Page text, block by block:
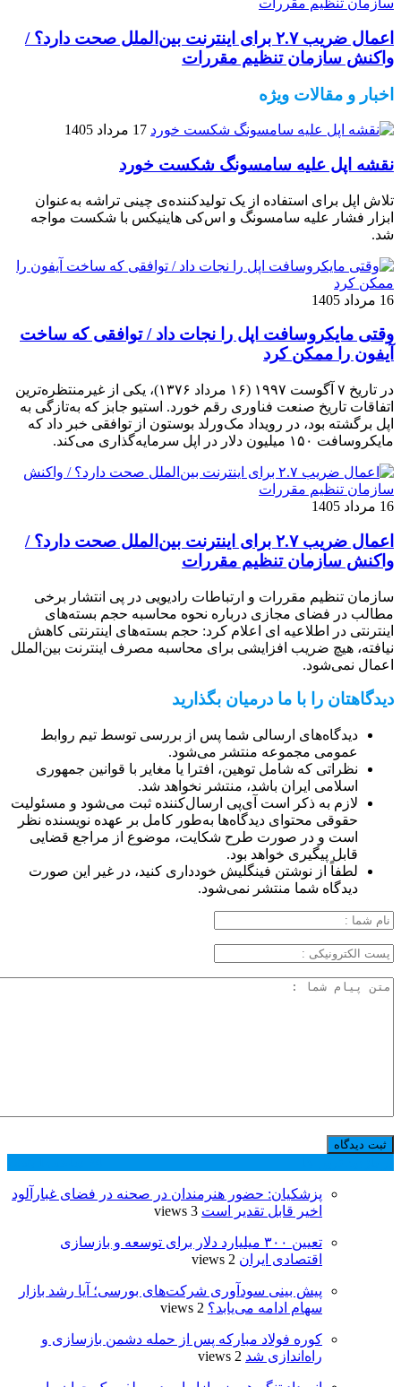
اعمال ضریب ۲.۷ برای اینترنت بین‌الملل صحت دارد؟ /
واکنش سازمان تنظیم مقررات
اخبار و مقالات ویژه
17 مرداد 1405
نقشه اپل علیه سامسونگ شکست خورد
تلاش اپل برای استفاده از یک تولیدکننده‌ی چینی تراشه به‌عنوان
ابزار فشار علیه سامسونگ و اس‌کی هاینیکس با شکست مواجه
شد.
16 مرداد 1405
وقتی مایکروسافت اپل را نجات داد / توافقی که ساخت
آیفون را ممکن کرد
در تاریخ ۷ آگوست ۱۹۹۷ (۱۶ مرداد ۱۳۷۶)، یکی از غیرمنتظره‌ترین
اتفاقات تاریخ صنعت فناوری رقم خورد. استیو جابز که به‌تازگی به
اپل برگشته بود، در رویداد مک‌ورلد بوستون از توافقی خبر داد که
مایکروسافت ۱۵۰ میلیون دلار در اپل سرمایه‌گذاری می‌کند.
16 مرداد 1405
اعمال ضریب ۲.۷ برای اینترنت بین‌الملل صحت دارد؟ /
واکنش سازمان تنظیم مقررات
سازمان تنظیم مقررات و ارتباطات رادیویی در پی انتشار برخی
مطالب در فضای مجازی درباره نحوه محاسبه حجم بسته‌های
اینترنتی در اطلاعیه ای اعلام کرد: حجم بسته‌های اینترنتی کاهش
نیافته، هیچ ضریب افزایشی برای محاسبه مصرف اینترنت بین‌الملل
اعمال نمی‌شود.
دیدگاهتان را با ما درمیان بگذارید
دیدگاه‌های ارسالی شما پس از بررسی توسط تیم روابط
عمومی مجموعه منتشر می‌شود.
نظراتی که شامل توهین، افترا یا مغایر با قوانین جمهوری
اسلامی ایران باشد، منتشر نخواهد شد.
لازم به ذکر است آی‌پی ارسال‌کننده ثبت می‌شود و مسئولیت
حقوقی محتوای دیدگاه‌ها به‌طور کامل بر عهده نویسنده نظر
است و در صورت طرح شکایت، موضوع از مراجع قضایی
قابل پیگیری خواهد بود.
لطفاً از نوشتن فینگلیش خودداری کنید، در غیر این صورت
دیدگاه شما منتشر نمی‌شود.
پزشکیان: حضور هنرمندان در صحنه در فضای غبارآلود
اخیر قابل تقدیر است 3 views
تعیین ۳۰۰ میلیارد دلار برای توسعه و بازسازی
اقتصادی ایران 2 views
پیش بینی سودآوری شرکت‌های بورسی؛ آیا رشد بازار
سهام ادامه می‌یابد؟ 2 views
کوره فولاد مبارکه پس از حمله دشمن بازسازی و
راه‌اندازی شد 2 views